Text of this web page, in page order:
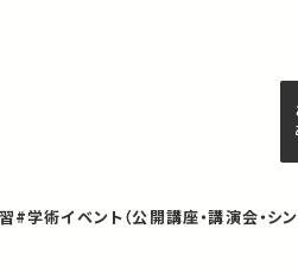
#学術イベント（公開講座・講演会・シ